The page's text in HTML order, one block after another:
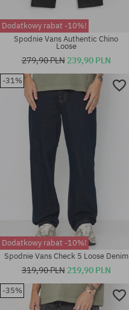
Dostępne rozmiary:
31X32; 32X32; 33X32; 34X32;
36X32; 38X32
Dostępne rozmiary:
31X32; 32X32; 33X32; 34X32;
Dodatkowy rabat -10%!
Spodnie Vans Authentic Chino
Loose
279,90 PLN 239,90 PLN
-31%
Dodatkowy rabat -10%!
Spodnie Vans Check 5 Loose Denim
319,90 PLN 219,90 PLN
-35%